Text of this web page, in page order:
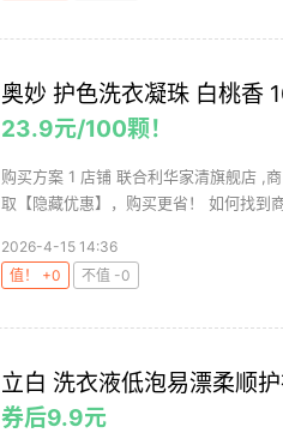
奥妙 护色洗衣凝珠 白桃香
23.9元/100颗！
购买方案 1 店铺 联合利华家清旗舰店 ,
取【隐藏优惠】，购买更省！ 如何找到
2026-4-15 14:36
值！ +0
不值 -0
立白 洗衣液低泡易漂柔顺
券后9.9元